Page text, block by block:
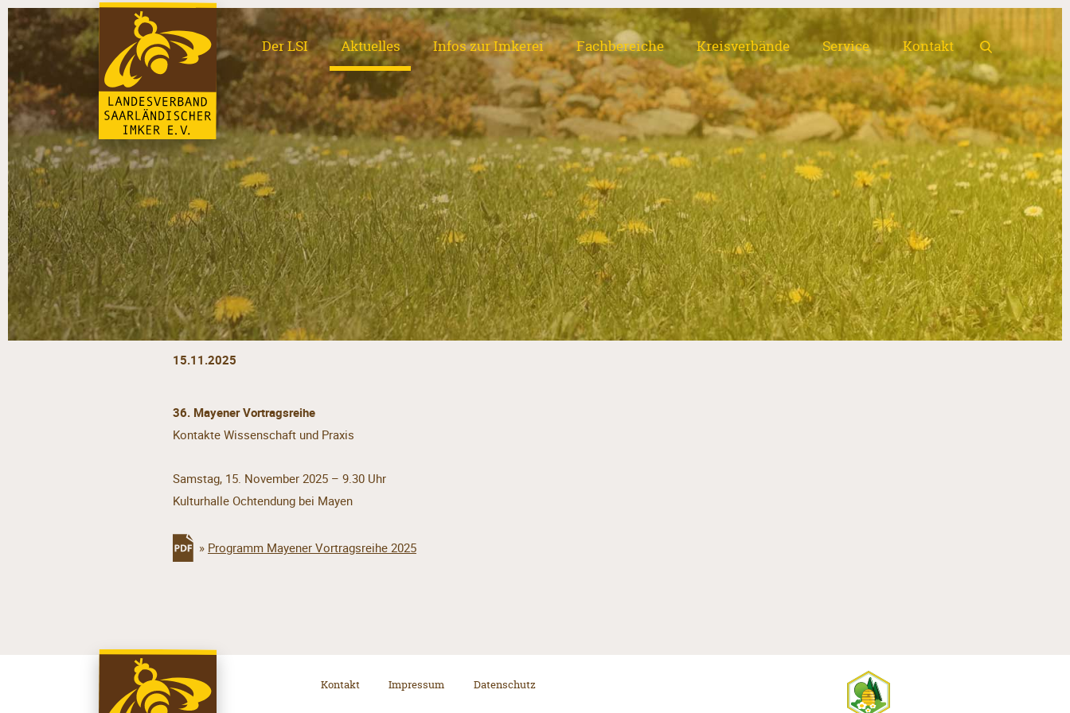
Der LSI Aktuelles Infos zur Imkerei Fachbereiche Kreisverbände Service Kontakt
15.11.2025
36. Mayener Vortragsreihe
Kontakte Wissenschaft und Praxis
Samstag, 15. November 2025 – 9.30 Uhr
Kulturhalle Ochtendung bei Mayen
» Programm Mayener Vortragsreihe 2025
Kontakt Impressum Datenschutz